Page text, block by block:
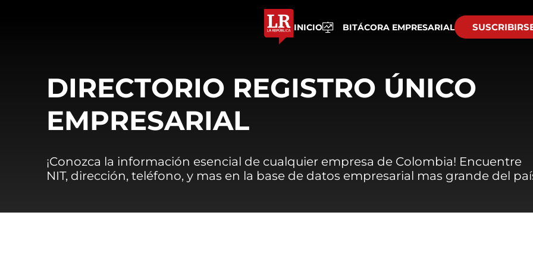
INICIO BITÁCORA EMPRESARIAL
DIRECTORIO REGISTRO ÚNICO
EMPRESARIAL
¡Conozca la información esencial de cualquier empresa de Colombia! Encuentre
NIT, dirección, teléfono, y mas en la base de datos empresarial mas grande del